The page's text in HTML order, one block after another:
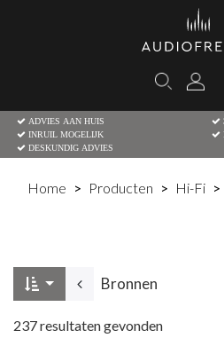
ADVIES AAN HUIS
INRUIL MOGELIJK
DESKUNDIG ADVIES
Home Producten Hi-Fi
Bronnen
237resultaten gevonden